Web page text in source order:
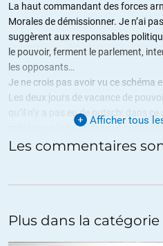
La haut commandant des forces
Morales de démissionner. Je n’ai
suggèrent aux responsables
le pouvoir, ferment le parlement,
les opposants…
Je ne crois pas avoir vu ce schéma
Les deux jours de vacance de
qu’il n’y a pas eu de putsch: dans
militaire se fait rapidement connaître.
La séparation des pouvoirs
nouveaux membres du Tribunal
CONSENSUELLE, parlent d’eux-
Afficher tous
Les commentaires
Plus dans la catégorie